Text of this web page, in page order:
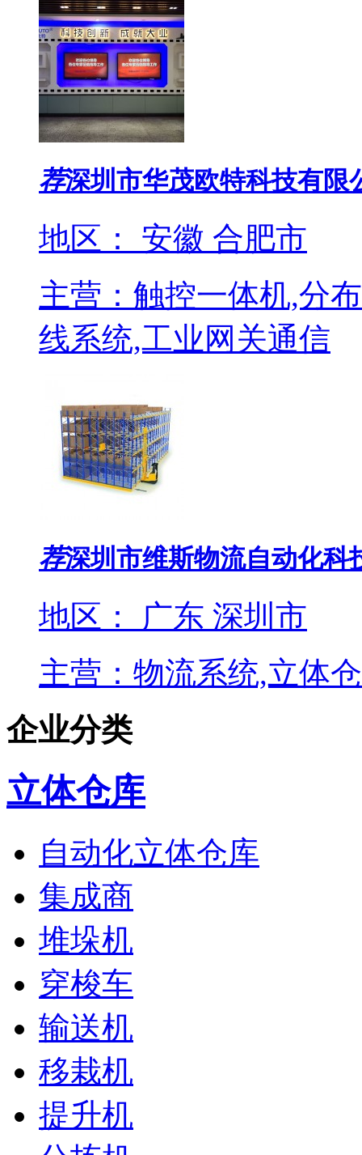
荐深圳市华茂欧特科技有限
地区： 安徽 合肥市
主营：触控一体机,分
线系统,工业网关通信
荐深圳市维斯物流自动化科
地区： 广东 深圳市
主营：物流系统,立体
企业分类
立体仓库
自动化立体仓库
集成商
堆垛机
穿梭车
输送机
移栽机
提升机